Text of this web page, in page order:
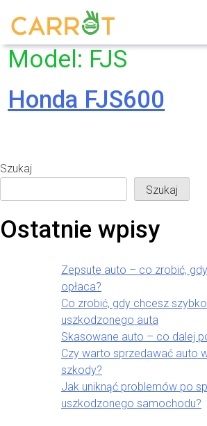
Model: FJS
Honda FJS600
Szukaj
Szukaj
Ostatnie wpisy
Zepsute auto – co zrobić,
opłaca?
Co zrobić, gdy chcesz
uszkodzonego auta
Skasowane auto – co dalej
Czy warto sprzedawać auto
szkody?
Jak uniknąć problemów po
uszkodzonego samochodu?